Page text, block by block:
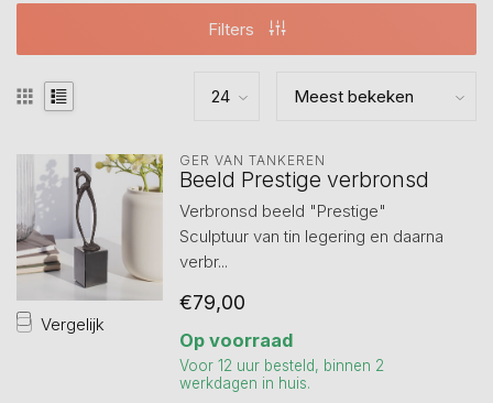
Filters
Vergelijk
GER VAN TANKEREN
Beeld Prestige verbronsd
Verbronsd beeld "Prestige"
Sculptuur van tin legering en daarna
verbr...
€79,00
Op voorraad
Voor 12 uur besteld, binnen 2
werkdagen in huis.